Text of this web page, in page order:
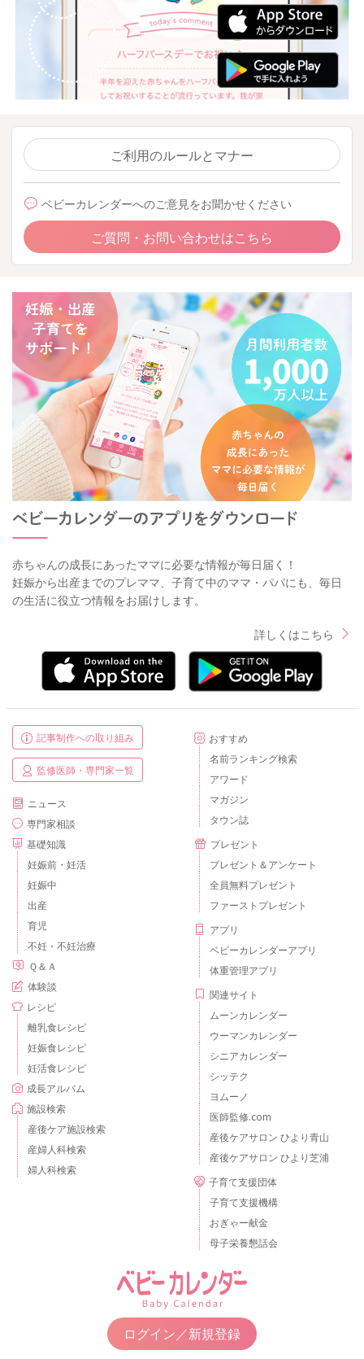
ご利用のルールとマナー
ベビーカレンダーへのご意見をお聞かせください
ご質問・お問い合わせはこちら
赤ちゃんの成長にあったママに必要な情報が毎日届く！
妊娠から出産までのプレママ、子育て中のママ・パパにも、毎日
の生活に役立つ情報をお届けします。
詳しくはこちら
記事制作への取り組み
監修医師・専門家一覧
ニュース
専門家相談
基礎知識
妊娠前・妊活
妊娠中
出産
育児
不妊・不妊治療
Ｑ＆Ａ
体験談
レシピ
離乳食レシピ
妊娠食レシピ
妊活食レシピ
成長アルバム
施設検索
産後ケア施設検索
産婦人科検索
婦人科検索
おすすめ
名前ランキング検索
アワード
マガジン
タウン誌
プレゼント
プレゼント＆アンケート
全員無料プレゼント
ファーストプレゼント
アプリ
ベビーカレンダーアプリ
体重管理アプリ
関連サイト
ムーンカレンダー
ウーマンカレンダー
シニアカレンダー
シッテク
ヨムーノ
医師監修.com
産後ケアサロン ひより青山
産後ケアサロン ひより芝浦
子育て支援団体
子育て支援機構
おぎゃー献金
母子栄養懇話会
ログイン／新規登録